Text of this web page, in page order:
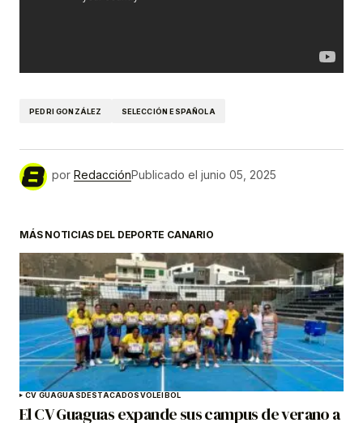
PEDRI GONZÁLEZ SELECCIÓN ESPAÑOLA
por RedacciónPublicado el junio 05, 2025
MÁS NOTICIAS DEL DEPORTE CANARIO
CV GUAGUASDESTACADOSVOLEIBOL
El CV Guaguas expande sus campus de verano a